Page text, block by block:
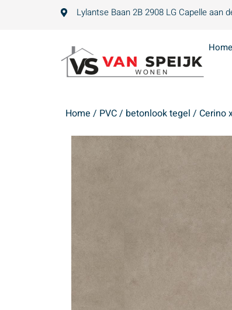
Lylantse Baan 2B 2908 LG Capelle aan
Home
Home / PVC/ betonlook tegel / Cerino